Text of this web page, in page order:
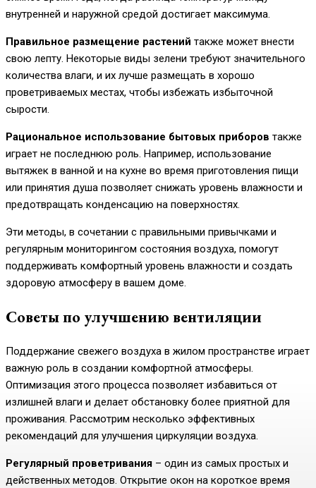
внутренней и наружной средой достигает максимума.
Правильное размещение растений также может внести
свою лепту. Некоторые виды зелени требуют значительного
количества влаги, и их лучше размещать в хорошо
проветриваемых местах, чтобы избежать избыточной
сырости.
Рациональное использование бытовых приборов также
играет не последнюю роль. Например, использование
вытяжек в ванной и на кухне во время приготовления пищи
или принятия душа позволяет снижать уровень влажности и
предотвращать конденсацию на поверхностях.
Эти методы, в сочетании с правильными привычками и
регулярным мониторингом состояния воздуха, помогут
поддерживать комфортный уровень влажности и создать
здоровую атмосферу в вашем доме.
Советы по улучшению вентиляции
Поддержание свежего воздуха в жилом пространстве играет
важную роль в создании комфортной атмосферы.
Оптимизация этого процесса позволяет избавиться от
излишней влаги и делает обстановку более приятной для
проживания. Рассмотрим несколько эффективных
рекомендаций для улучшения циркуляции воздуха.
Регулярный проветривания – один из самых простых и
действенных методов. Открытие окон на короткое время